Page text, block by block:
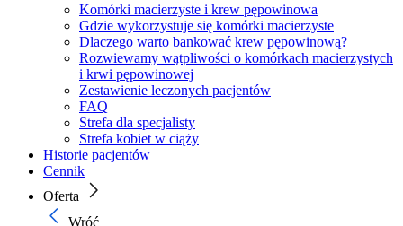
Komórki macierzyste i krew pępowinowa
Gdzie wykorzystuje się komórki macierzyste
Dlaczego warto bankować krew pępowinową?
Rozwiewamy wątpliwości o komórkach macierzystych
i krwi pępowinowej
Zestawienie leczonych pacjentów
FAQ
Strefa dla specjalisty
Strefa kobiet w ciąży
Historie pacjentów
Cennik
Oferta
Wróć